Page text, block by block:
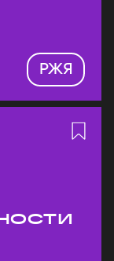
РЖЯ